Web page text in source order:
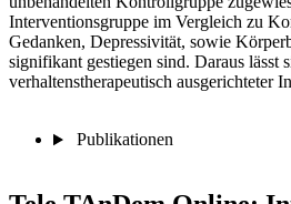
Interventionsgruppe im Vergleich zu
Gedanken, Depressivität, sowie
signifikant gestiegen sind. Daraus lässt
verhaltenstherapeutisch ausgerichteter
Publikationen